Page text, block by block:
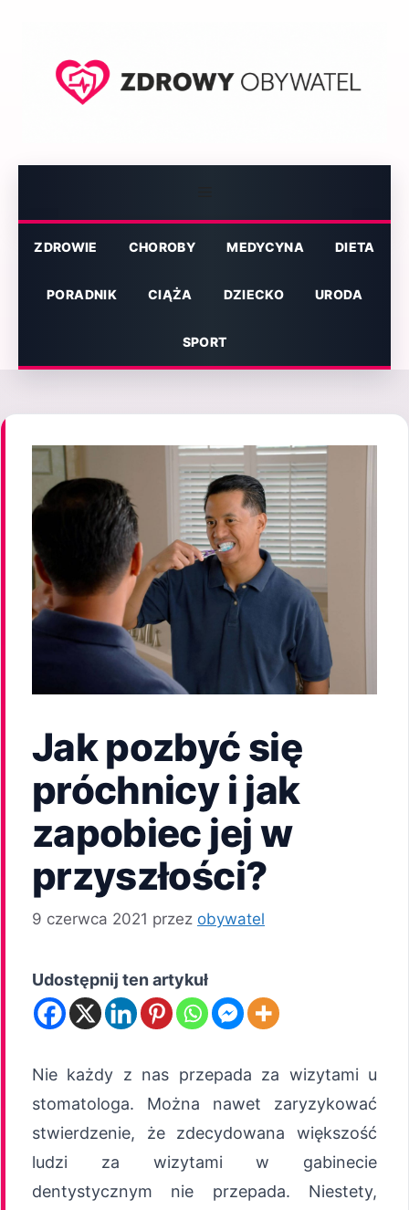
ZDROWIE CHOROBY MEDYCYNA DIETA
PORADNIK CIĄŻA DZIECKO URODA
SPORT
Jak pozbyć się
próchnicy i jak
zapobiec jej w
przyszłości?
9 czerwca 2021 przez obywatel
Udostępnij ten artykuł
Nie każdy z nas przepada za wizytami u
stomatologa. Można nawet zaryzykować
stwierdzenie, że zdecydowana większość
ludzi za wizytami w gabinecie
dentystycznym nie przepada. Niestety,